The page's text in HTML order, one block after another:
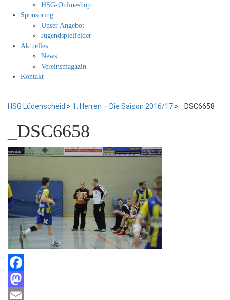
HSG-Onlineshop
Sponsoring
Unser Angebot
Jugendspielfelder
Aktuelles
News
Vereinsmagazin
Kontakt
HSG Lüdenscheid > 1. Herren – Die Saison 2016/17 > _DSC6658
_DSC6658
Facebook
Mastodon